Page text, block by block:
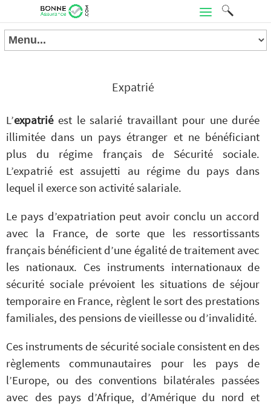
Expatrié
L’expatriéest le salarié travaillant pour une durée
illimitée dans un pays étranger et ne bénéficiant
plus du régime français de Sécurité sociale.
L’expatrié est assujetti au régime du pays dans
lequel il exerce son activité salariale.
Le pays d’expatriation peut avoir conclu un accord
avec la France, de sorte que les ressortissants
français bénéficient d’une égalité de traitement avec
les nationaux. Ces instruments internationaux de
sécurité sociale prévoient les situations de séjour
temporaire en France, règlent le sort des prestations
familiales, des pensions de vieillesse ou d’invalidité.
Ces instruments de sécurité sociale consistent en des
règlements communautaires pour les pays de
l’Europe, ou des conventions bilatérales passées
avec des pays d’Afrique, d’Amérique du nord et